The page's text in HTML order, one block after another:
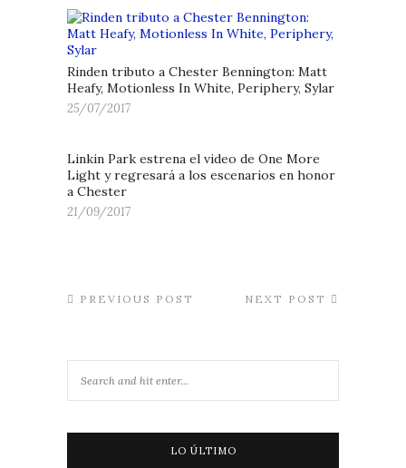
Rinden tributo a Chester Bennington: Matt
Heafy, Motionless In White, Periphery, Sylar
25/07/2017
Linkin Park estrena el video de One More
Light y regresará a los escenarios en honor
a Chester
21/09/2017
PREVIOUS POST NEXT POST
LO ÚLTIMO